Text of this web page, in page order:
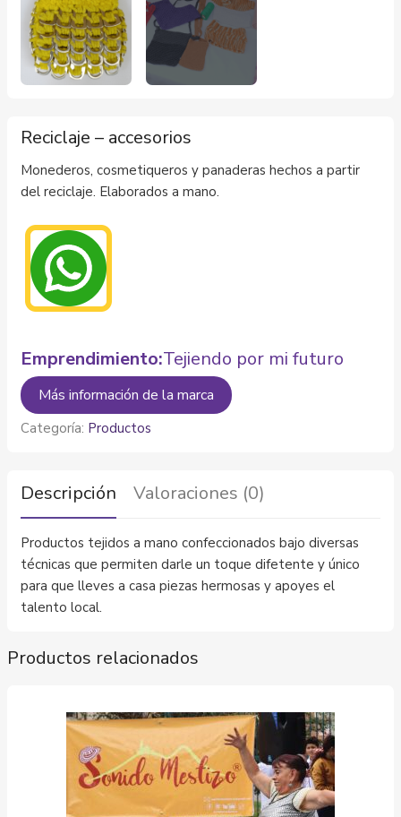
Reciclaje – accesorios
Monederos, cosmetiqueros y panaderas hechos a partir
del reciclaje. Elaborados a mano.
Emprendimiento:Tejiendo por mi futuro
Más información de la marca
Categoría: Productos
Descripción Valoraciones (0)
Productos tejidos a mano confeccionados bajo diversas
técnicas que permiten darle un toque difetente y único
para que lleves a casa piezas hermosas y apoyes el
talento local.
Productos relacionados